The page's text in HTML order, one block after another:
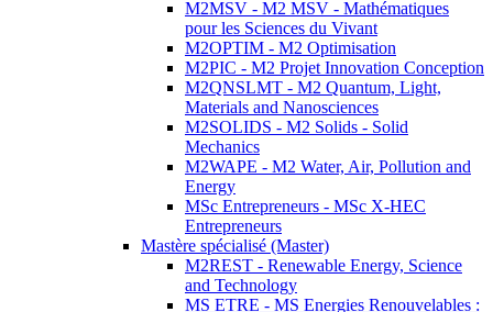
M2MSV - M2 MSV - Mathématiques
pour les Sciences du Vivant
M2OPTIM - M2 Optimisation
M2PIC - M2 Projet Innovation Conception
M2QNSLMT - M2 Quantum, Light,
Materials and Nanosciences
M2SOLIDS - M2 Solids - Solid
Mechanics
M2WAPE - M2 Water, Air, Pollution and
Energy
MSc Entrepreneurs - MSc X-HEC
Entrepreneurs
Mastère spécialisé (Master)
M2REST - Renewable Energy, Science
and Technology
MS ETRE - MS Energies Renouvelables :